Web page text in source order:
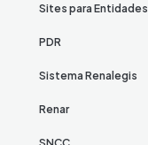
Sites para Entidades
PDR
Sistema Renalegis
Renar